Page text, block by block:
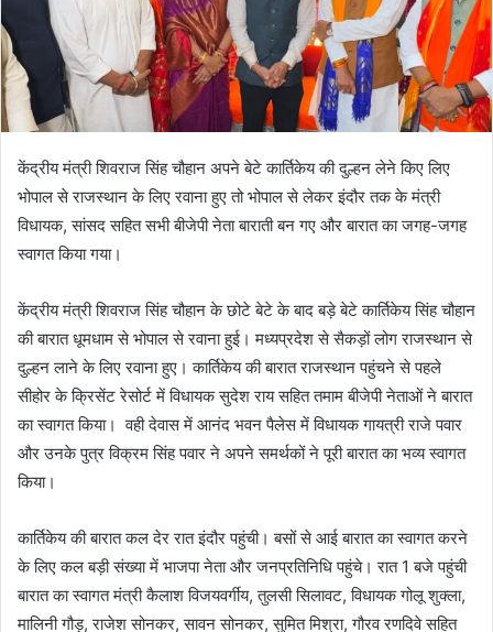
केंद्रीय मंत्री शिवराज सिंह चौहान अपने बेटे कार्तिकेय की दुल्हन लेने किए लिए
भोपाल से राजस्थान के लिए रवाना हुए तो भोपाल से लेकर इंदौर तक के मंत्री
विधायक, सांसद सहित सभी बीजेपी नेता बाराती बन गए और बारात का जगह-जगह
स्वागत किया गया।
केंद्रीय मंत्री शिवराज सिंह चौहान के छोटे बेटे के बाद बड़े बेटे कार्तिकेय सिंह चौहान
की बारात धूमधाम से भोपाल से रवाना हुई। मध्यप्रदेश से सैकड़ों लोग राजस्थान से
दुल्हन लाने के लिए रवाना हुए। कार्तिकेय की बारात राजस्थान पहुंचने से पहले
सीहोर के क्रिसेंट रेसोर्ट में विधायक सुदेश राय सहित तमाम बीजेपी नेताओं ने बारात
का स्वागत किया। वही देवास में आनंद भवन पैलेस में विधायक गायत्री राजे पवार
और उनके पुत्र विक्रम सिंह पवार ने अपने समर्थकों ने पूरी बारात का भव्य स्वागत
किया।
कार्तिकेय की बारात कल देर रात इंदौर पहुंची। बसों से आई बारात का स्वागत करने
के लिए कल बड़ी संख्या में भाजपा नेता और जनप्रतिनिधि पहुंचे। रात 1 बजे पहुंची
बारात का स्वागत मंत्री कैलाश विजयवर्गीय, तुलसी सिलावट, विधायक गोलू शुक्ला,
मालिनी गौड़, राजेश सोनकर, सावन सोनकर, सुमित मिश्रा, गौरव रणदिवे सहित